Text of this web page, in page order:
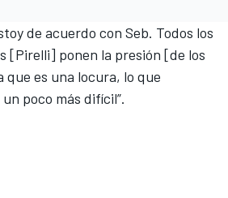
de acuerdo con Seb. Todos los
[Pirelli] ponen la presión [de los
es una locura, lo que
poco más difícil”.